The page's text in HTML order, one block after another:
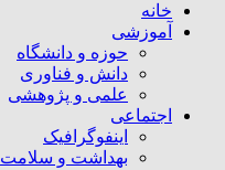
خانه
آموزشی
حوزه و دانشگاه
دانش و فناوری
علمی و پژوهشی
اجتماعی
اینفوگرافیک
بهداشت و سلامت